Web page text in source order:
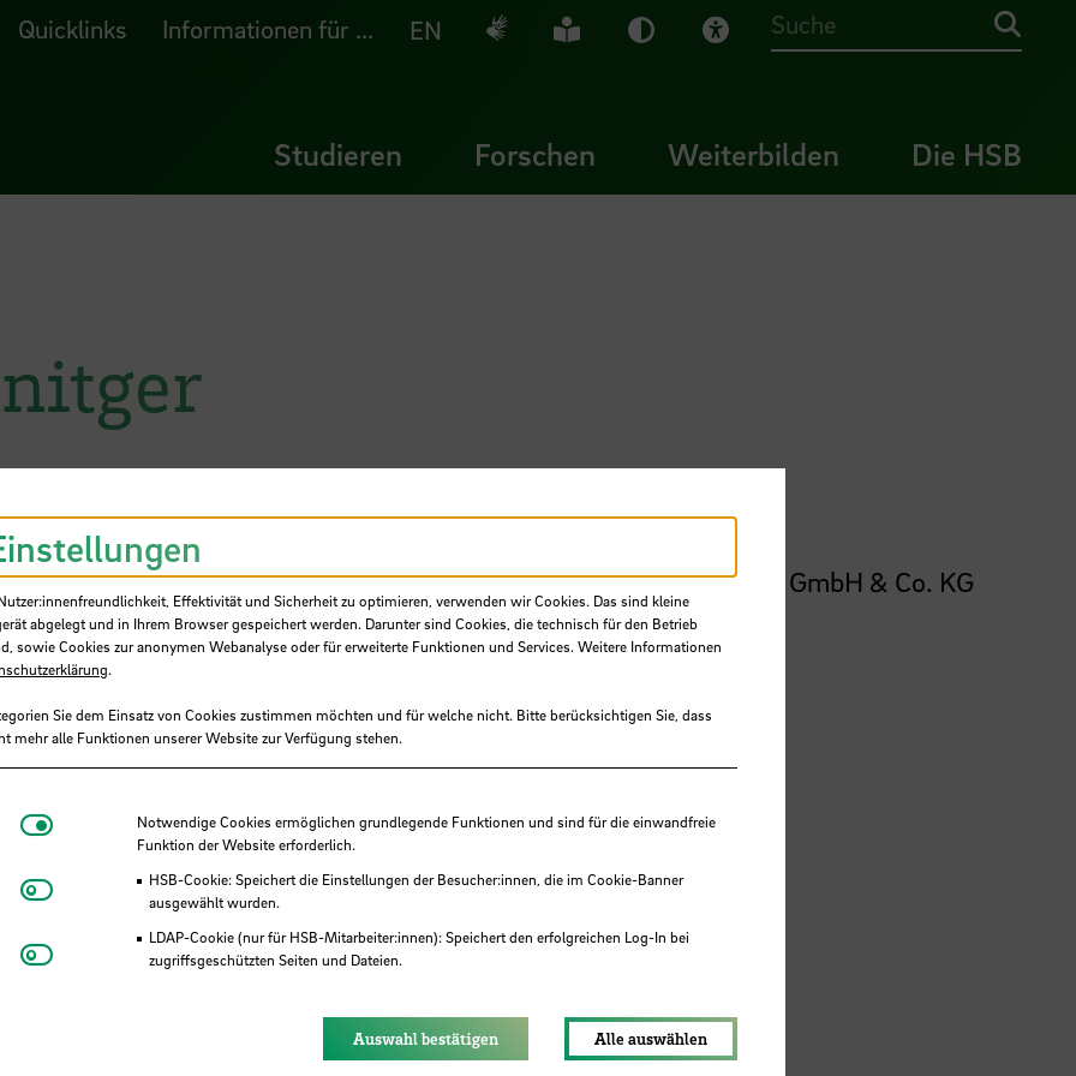
Quicklinks Informationen für ... EN Deutsche Gebärdensprache
Leichte Sprache
Dunkel-Modus
Visuelle Hilfe
Suche
Studieren Forschen Weiterbilden Die HSB
Gesellschafter Karl Geuther & Co. Holding GmbH & Co. KG
Organisation
Effektivität und Sicherheit zu optimieren, verwenden wir Cookies. Das sind kleine
abgelegt und in Ihrem Browser gespeichert werden. Darunter sind Cookies, die technisch für den Betrieb
sowie Cookies zur anonymen Webanalyse oder für erweiterte Funktionen und Services. Weitere Informationen
.
Sie dem Einsatz von Cookies zustimmen möchten und für welche nicht. Bitte berücksichtigen Sie, dass
mehr alle Funktionen unserer Website zur Verfügung stehen.
Notwendige CookiesNotwendige Cookies ermöglichen grundlegende Funktionen und sind für die einwandfreie
Funktion der Website erforderlich.
HSB-Cookie: Speichert die Einstellungen der Besucher:innen, die im Cookie-Banner
ausgewählt wurden.
LDAP-Cookie (nur für HSB-Mitarbeiter:innen): Speichert den erfolgreichen Log-In bei
zugriffsgeschützten Seiten und Dateien.
Matomo
Youtube
Auswahl bestätigen Alle auswählen